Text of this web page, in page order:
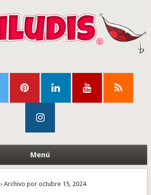
Menú
› Archivo por octubre 15, 2024